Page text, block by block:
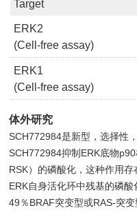
Target
ERK2
(Cell-free assay)
ERK1
(Cell-free assay)
体外研究
SCH772984是新型，选择性
SCH772984抑制ERK底物
RSK）的磷酸化，这种作用
ERK自身活化环中残基的磷
49％BRAF突变型或RAS-突